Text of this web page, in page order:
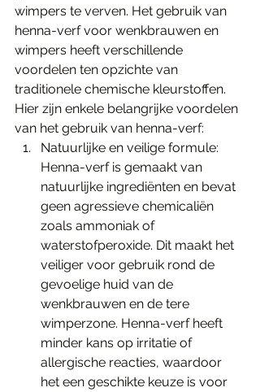
wimpers te verven. Het gebruik van
henna-verf voor wenkbrauwen en
wimpers heeft verschillende
voordelen ten opzichte van
traditionele chemische kleurstoffen.
Hier zijn enkele belangrijke voordelen
van het gebruik van henna-verf:
Natuurlijke en veilige formule:
Henna-verf is gemaakt van
natuurlijke ingrediënten en bevat
geen agressieve chemicaliën
zoals ammoniak of
waterstofperoxide. Dit maakt het
veiliger voor gebruik rond de
gevoelige huid van de
wenkbrauwen en de tere
wimperzone. Henna-verf heeft
minder kans op irritatie of
allergische reacties, waardoor
het een geschikte keuze is voor